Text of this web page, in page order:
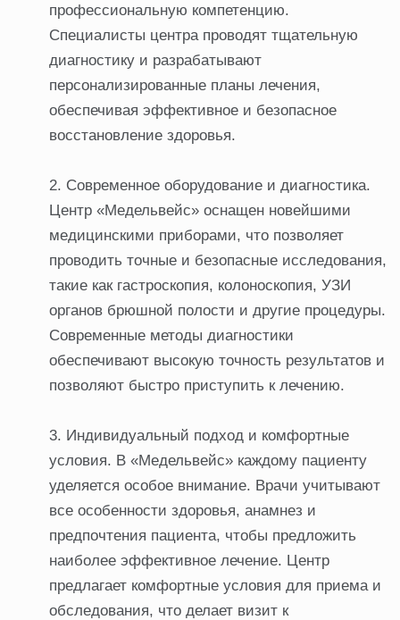
профессиональную компетенцию.
Специалисты центра проводят тщательную
диагностику и разрабатывают
персонализированные планы лечения,
обеспечивая эффективное и безопасное
восстановление здоровья.
Современное оборудование и диагностика.
Центр «Медельвейс» оснащен новейшими
медицинскими приборами, что позволяет
проводить точные и безопасные исследования,
такие как гастроскопия, колоноскопия, УЗИ
органов брюшной полости и другие процедуры.
Современные методы диагностики
обеспечивают высокую точность результатов и
позволяют быстро приступить к лечению.
Индивидуальный подход и комфортные
условия. В «Медельвейс» каждому пациенту
уделяется особое внимание. Врачи учитывают
все особенности здоровья, анамнез и
предпочтения пациента, чтобы предложить
наиболее эффективное лечение. Центр
предлагает комфортные условия для приема и
обследования, что делает визит к